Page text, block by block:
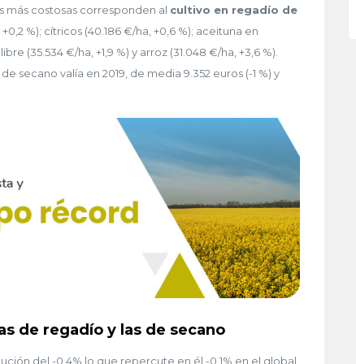
más costosas corresponden al cultivo en regadío de
+0,2 %); cítricos (40.186 €/ha, +0,6 %); aceituna en
(35.534 €/ha, +1,9 %) y arroz (31.048 €/ha, +3,6 %).
secano valía en 2019, de media 9.352 euros (-1 %) y
de regadío y las de secano
del -0,4% lo que repercute en él -0,1% en el global.